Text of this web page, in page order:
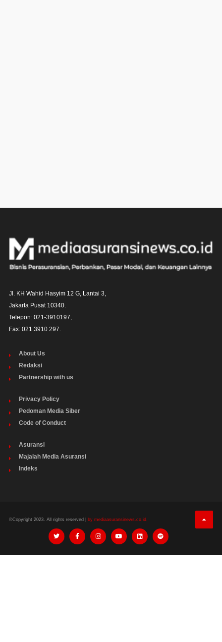
Jl. KH Wahid Hasyim 12 G, Lantai 3,
Jakarta Pusat 10340.
Telepon: 021-3910197,
Fax: 021 3910 297.
About Us
Redaksi
Partnership with us
Privacy Policy
Pedoman Media Siber
Code of Conduct
Asuransi
Majalah Media Asuransi
Indeks
©Copyright 2023. All rights reserved | by mediaasuransinews.co.id.